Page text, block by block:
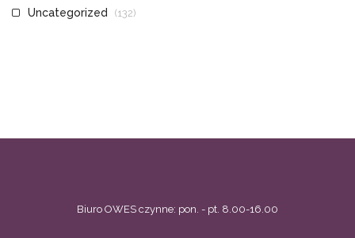
Uncategorized (132)
Biuro OWES czynne: pon. - pt. 8.00-16.00